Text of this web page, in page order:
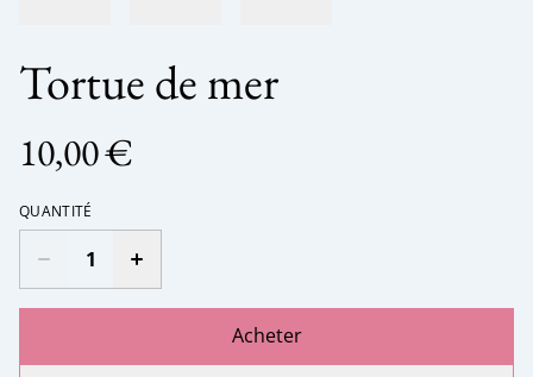
Tortue de mer
10,00 €
QUANTITÉ
Acheter